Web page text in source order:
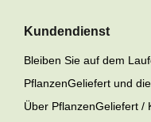
Kundendienst
Bleiben Sie auf dem
PflanzenGeliefert und
Über PflanzenGeliefert /